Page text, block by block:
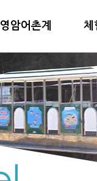
영암어촌계 체